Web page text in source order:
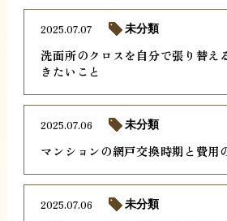
洗面所のクロスを自分で張り替え
きたいこと
2025.07.07 未分類
マンションの網戸交換時期と費用
2025.07.06 未分類
2025.07.06 未分類